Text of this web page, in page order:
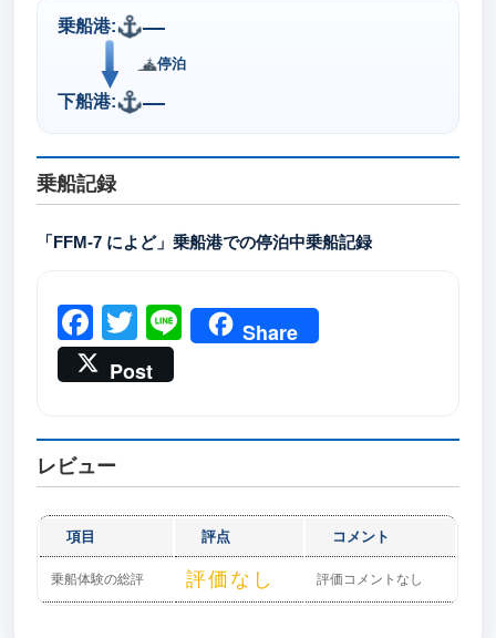
乗船港: —
停泊
下船港: —
乗船記録
「FFM-7 によど」乗船港での停泊中乗船記録
Facebook
Twitter
LineShare
Post
レビュー
項目 評点 コメント
乗船体験の総評 評価なし 評価コメントなし